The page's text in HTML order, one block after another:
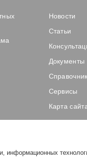
Новости
Статьи
Документы
Сервисы
Карта